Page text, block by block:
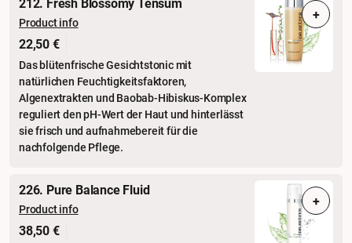
Product info
22,50 €
Das blütenfrische Gesichtstonic mit
natürlichen Feuchtigkeitsfaktoren,
Algenextrakten und Baobab-Hibiskus-Komplex
reguliert den pH-Wert der Haut und hinterlässt
sie frisch und aufnahmebereit für die
nachfolgende Pflege.
+
226. Pure Balance Fluid
Product info
38,50 €
+